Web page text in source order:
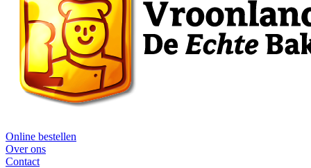
Online bestellen
Over ons
Contact